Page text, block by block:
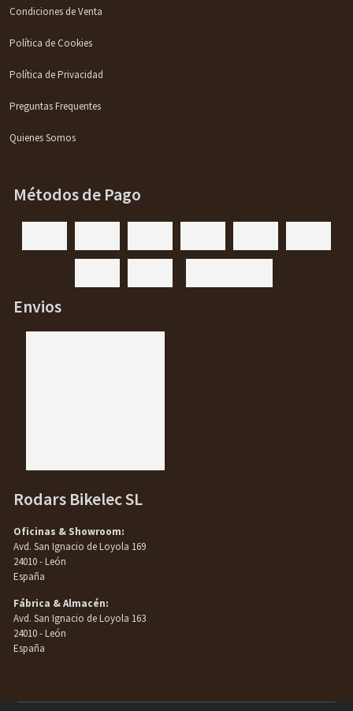
Condiciones de Venta
Política de Cookies
Política de Privacidad
Preguntas Frequentes
Quienes Somos
Métodos de Pago
Envios
Rodars Bikelec SL
Oficinas & Showroom:
Avd. San Ignacio de Loyola 169
24010 - León
España
Fábrica & Almacén:
Avd. San Ignacio de Loyola 163
24010 - León
España